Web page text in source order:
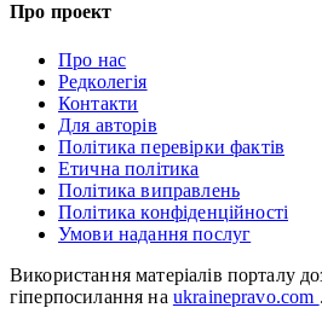
Про проект
Про нас
Редколегія
Контакти
Для авторів
Політика перевірки фактів
Етична політика
Політика виправлень
Політика конфіденційності
Умови надання послуг
Використання матеріалів порталу
гіперпосилання на ukrainepravo.com .